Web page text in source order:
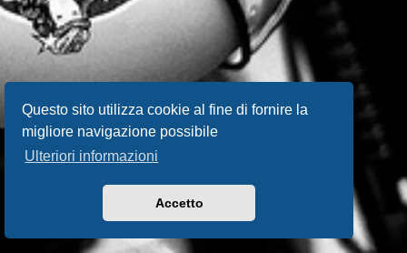
Questo sito utilizza cookie al fine di fornire la
migliore navigazione possibile
Ulteriori informazioni
Accetto